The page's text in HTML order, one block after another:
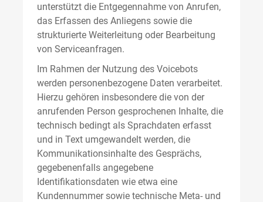
unterstützt die Entgegennahme von Anrufen,
das Erfassen des Anliegens sowie die
strukturierte Weiterleitung oder Bearbeitung
von Serviceanfragen.
Im Rahmen der Nutzung des Voicebots
werden personenbezogene Daten verarbeitet.
Hierzu gehören insbesondere die von der
anrufenden Person gesprochenen Inhalte, die
technisch bedingt als Sprachdaten erfasst
und in Text umgewandelt werden, die
Kommunikationsinhalte des Gesprächs,
gegebenenfalls angegebene
Identifikationsdaten wie etwa eine
Kundennummer sowie technische Meta- und